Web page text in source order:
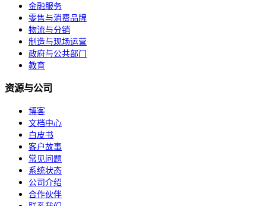
金融服务
零售与消费品牌
物流与分销
制造与现场运营
政府与公共部门
教育
资源与公司
博客
文档中心
白皮书
客户故事
常见问题
系统状态
公司介绍
合作伙伴